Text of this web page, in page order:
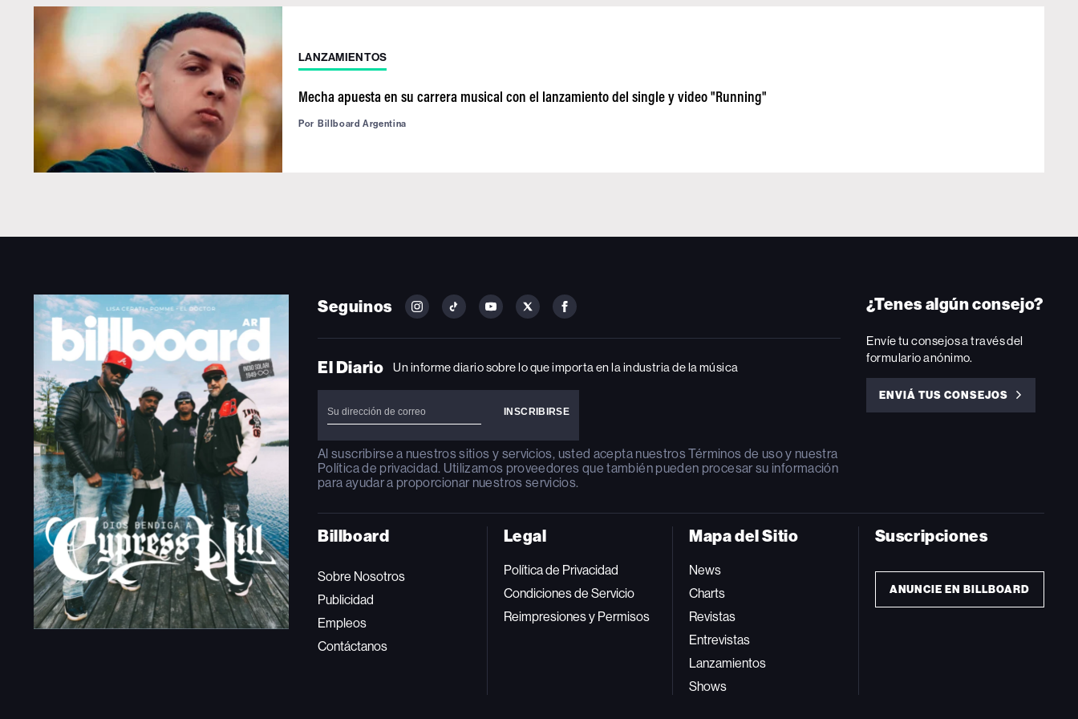
LANZAMIENTOS
Mecha apuesta en su carrera musical con el lanzamiento del single y video "Running"
Por Billboard Argentina
Seguinos
FOLLOW
ON
FOLLOW
ON
FOLLOW
ON
FOLLOW
ON
FOLLOW
ON
El Diario Un informe diario sobre lo que importa en la industria de la música
Al suscribirse a nuestros sitios y servicios, usted acepta nuestrosTérminos de usoy nuestra
Política de privacidad. Utilizamos proveedores que también pueden procesar su información
para ayudar a proporcionar nuestros servicios.
¿Tenes algún consejo?
Envíe tu consejos a través del
formulario anónimo.
ENVIÁ TUS CONSEJOS
ENVIÁ
Billboard
Sobre Nosotros
Publicidad
Empleos
Contáctanos
Legal
Política de Privacidad
Condiciones de Servicio
Reimpresiones y Permisos
Mapa del Sitio
News
Charts
Revistas
Entrevistas
Lanzamientos
Shows
Suscripciones
ANUNCIE EN BILLBOARD